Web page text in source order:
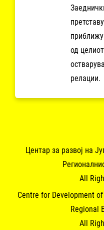
од
релации.
Центар за развој на
All
Centre for Development
Regional
All